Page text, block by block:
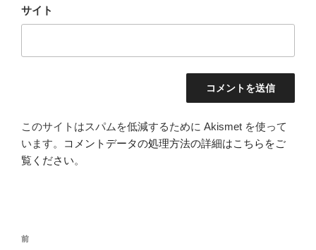
サイト
このサイトはスパムを低減するために Akismet を使って
います。
コメントデータの処理方法の詳細はこちらをご
覧ください。
投
前
前